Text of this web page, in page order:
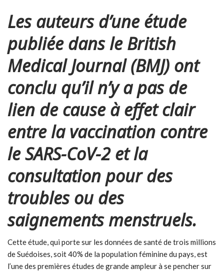
Les auteurs d’une étude
publiée dans le British
Medical Journal (BMJ) ont
conclu qu’il n’y a pas de
lien de cause à effet clair
entre la vaccination contre
le SARS-CoV-2 et la
consultation pour des
troubles ou des
saignements menstruels.
Cette étude, qui porte sur les données de santé de trois millions
de Suédoises, soit 40% de la population féminine du pays, est
l’une des premières études de grande ampleur à se pencher sur